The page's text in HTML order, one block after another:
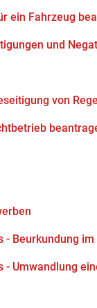
ein Fahrzeug
und
von
Beurkundung
Umwandlung